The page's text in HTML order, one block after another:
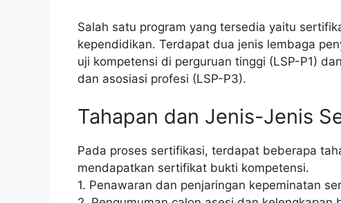
Salah satu program yang tersedia yaitu
kependidikan. Terdapat dua jenis lembaga
uji kompetensi di perguruan tinggi (LSP-P1)
dan asosiasi profesi (LSP-P3).
Tahapan dan Jenis-Jenis
Pada proses sertifikasi, terdapat beberapa
mendapatkan sertifikat bukti kompetensi.
1. Penawaran dan penjaringan kepeminatan